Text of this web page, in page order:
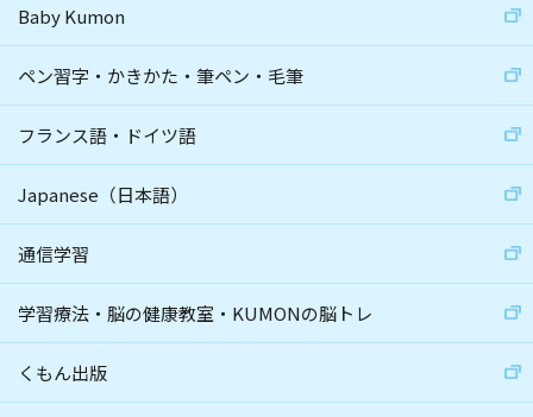
Baby Kumon
ペン習字・かきかた・筆ペン・毛筆
フランス語・ドイツ語
Japanese（日本語）
通信学習
学習療法・脳の健康教室・KUMONの脳トレ
くもん出版